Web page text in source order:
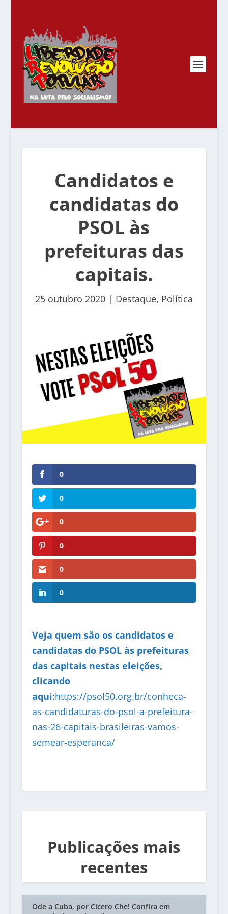
Candidatos e
candidatas do
PSOL às
prefeituras das
capitais.
25 outubro 2020| Destaque, Política
0
0
0
0
0
0
Veja quem são os candidatos e
candidatas do PSOL às prefeituras
das capitais nestas eleições,
clicando
aqui:https://psol50.org.br/conheca-
as-candidaturas-do-psol-a-prefeitura-
nas-26-capitais-brasileiras-vamos-
semear-esperanca/
Publicações mais
recentes
Ode a Cuba, por Cícero Che! Confira em